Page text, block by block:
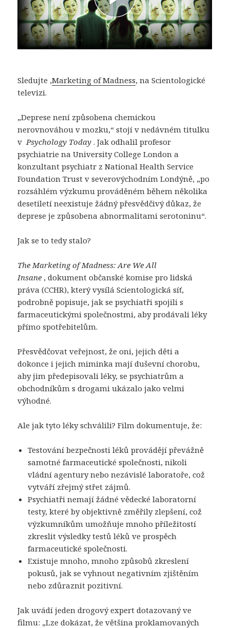
Sledujte ‚Marketing of Madness‚ na Scientologické
televizi.
„Deprese není způsobena chemickou
nerovnováhou v mozku,“ stojí v nedávném titulku
v Psychology Today . Jak odhalil profesor
psychiatrie na University College London a
konzultant psychiatr z National Health Service
Foundation Trust v severovýchodním Londýně, „po
rozsáhlém výzkumu prováděném během několika
desetiletí neexistuje žádný přesvědčivý důkaz, že
deprese je způsobena abnormalitami serotoninu“.
Jak se to tedy stalo?
The Marketing of Madness: Are We All
Insane , dokument občanské komise pro lidská
práva (CCHR), který vysílá Scientologická síť,
podrobně popisuje, jak se psychiatři spojili s
farmaceutickými společnostmi, aby prodávali léky
přímo spotřebitelům.
Přesvědčovat veřejnost, že oni, jejich děti a
dokonce i jejich miminka mají duševní chorobu,
aby jim předepisovali léky, se psychiatrům a
obchodníkům s drogami ukázalo jako velmi
výhodné.
Ale jak tyto léky schválili? Film dokumentuje, že:
Testování bezpečnosti léků provádějí převážně
samotné farmaceutické společnosti, nikoli
vládní agentury nebo nezávislé laboratoře, což
vytváří zřejmý střet zájmů.
Psychiatři nemají žádné vědecké laboratorní
testy, které by objektivně změřily zlepšení, což
výzkumníkům umožňuje mnoho příležitostí
zkreslit výsledky testů léků ve prospěch
farmaceutické společnosti.
Existuje mnoho, mnoho způsobů zkreslení
pokusů, jak se vyhnout negativním zjištěním
nebo zdůraznit pozitivní.
Jak uvádí jeden drogový expert dotazovaný ve
filmu: „Lze dokázat, že většina proklamovaných